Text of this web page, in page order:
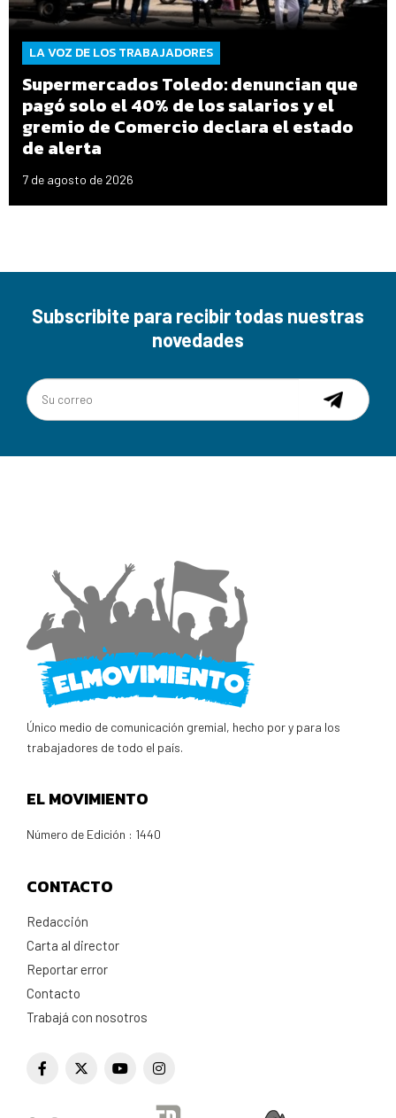
LA VOZ DE LOS TRABAJADORES
Supermercados Toledo: denuncian que
pagó solo el 40% de los salarios y el
gremio de Comercio declara el estado
de alerta
7 de agosto de 2026
Subscribite para recibir todas nuestras
novedades
Único medio de comunicación gremial, hecho por y para los
trabajadores de todo el país.
EL MOVIMIENTO
Número de Edición : 1440
CONTACTO
Redacción
Carta al director
Reportar error
Contacto
Trabajá con nosotros